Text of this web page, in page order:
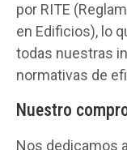
por RITE
en Edificios), lo
todas nuestras
normativas de
Nuestro
Nos dedicamos